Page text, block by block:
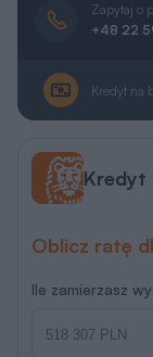
Zapytaj o
+48 22
Kredyt na
Kredyt
Oblicz ratę
Ile zamierzasz